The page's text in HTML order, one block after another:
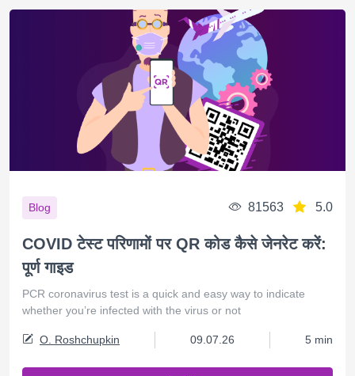
Blog 81563 5.0
COVID टेस्ट परिणामों पर QR कोड कैसे जेनरेट करें:
पूर्ण गाइड
PCR coronavirus test is a quick and easy way to indicate
whether you’re infected with the virus or not
O. Roshchupkin 09.07.26 5 min